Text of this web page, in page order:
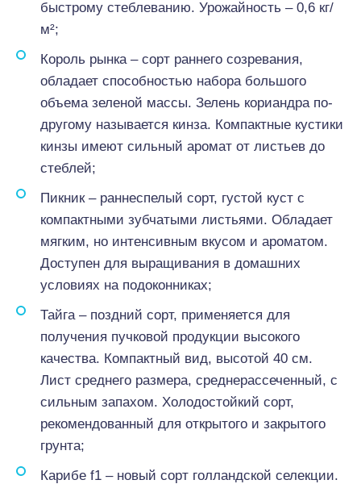
быстрому стеблеванию. Урожайность – 0,6 кг/
м²;
Король рынка – сорт раннего созревания,
обладает способностью набора большого
объема зеленой массы. Зелень кориандра по-
другому называется кинза. Компактные кустики
кинзы имеют сильный аромат от листьев до
стеблей;
Пикник – раннеспелый сорт, густой куст с
компактными зубчатыми листьями. Обладает
мягким, но интенсивным вкусом и ароматом.
Доступен для выращивания в домашних
условиях на подоконниках;
Тайга – поздний сорт, применяется для
получения пучковой продукции высокого
качества. Компактный вид, высотой 40 см.
Лист среднего размера, среднерассеченный, с
сильным запахом. Холодостойкий сорт,
рекомендованный для открытого и закрытого
грунта;
Карибе f1 – новый сорт голландской селекции.